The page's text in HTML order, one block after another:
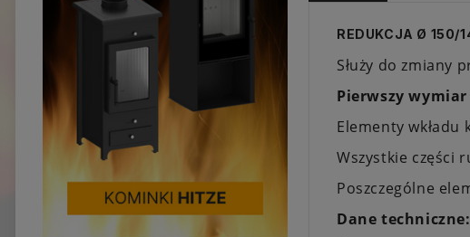
REDUKCJA Ø
Służy do zmiany
Pierwszy
Elementy
Wszystkie części
Poszczególne
Dane techniczne: